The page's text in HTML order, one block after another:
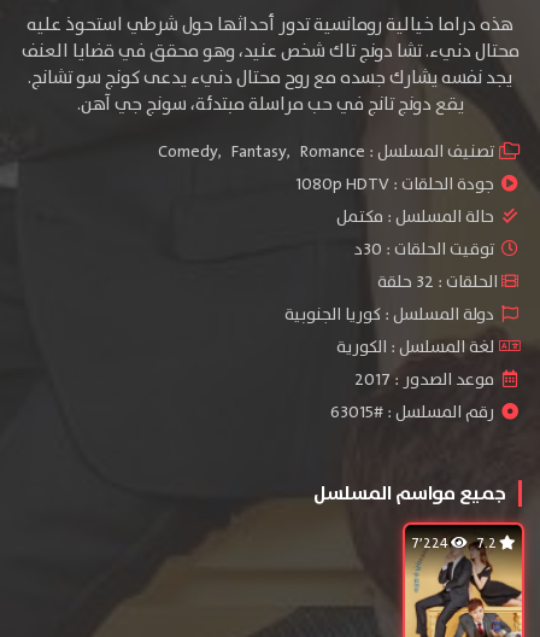
هذه دراما خيالية رومانسية تدور أحداثها حول شرطي استحوذ عليه
محتال دنيء. تشا دونج تاك شخص عنيد، وهو محقق في قضايا العنف
يجد نفسه يشارك جسده مع روح محتال دنيء يدعى كونج سو تشانج.
يقع دونج تانج في حب مراسلة مبتدئة، سونج جي آهن.
تصنيف المسلسل : Comedy, Fantasy, Romance
جودة الحلقات :1080p HDTV
حالة المسلسل : مكتمل
توقيت الحلقات : 30د
الحلقات : 32 حلقة
دولة المسلسل : كوريا الجنوبية
لغة المسلسل : الكورية
موعد الصدور : 2017
رقم المسلسل : #63015
جميع مواسم المسلسل
7.2 7٬224